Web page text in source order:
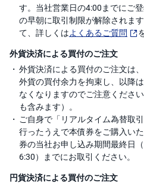
す。当社営業日の4:00までにご
の早朝に取引制限が解除されま
て、詳しくはよくあるご質問
外貨決済による買付のご注文
外貨決済による買付のご注文は
外貨の買付余力を拘束し、以降
なくなりますのでご注意くださ
も含みます）。
ご自身で「リアルタイム為替取
行ったうえで本債券をご購入い
券の当社お申し込み期間最終日
6:30）までにお取引ください。
円貨決済による買付のご注文